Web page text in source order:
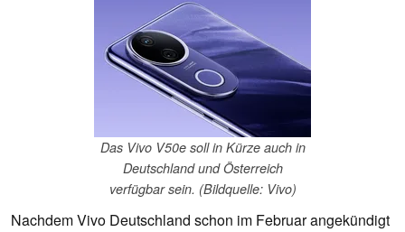
Das Vivo V50e soll in Kürze auch in
Deutschland und Österreich
verfügbar sein. (Bildquelle: Vivo)
Nachdem Vivo Deutschland schon im Februar angekündigt